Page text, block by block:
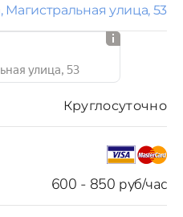
600 - 850 руб/час
Круглосуточно
Магистральная улица, 53
улица, 53